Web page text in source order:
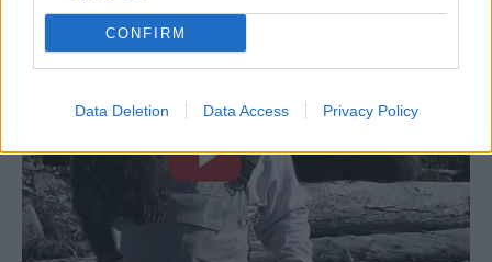
CONFIRM
Data Deletion Data Access Privacy Policy